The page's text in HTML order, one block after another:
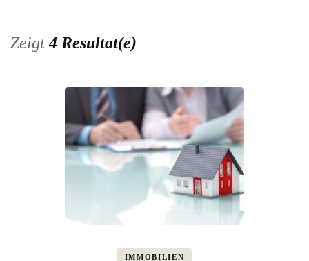
Zeigt4 Resultat(e)
IMMOBILIEN